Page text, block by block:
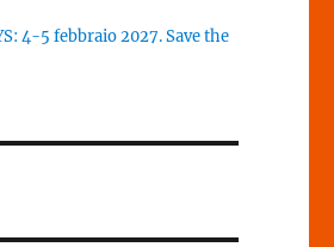
4-5 febbraio 2027. Save the